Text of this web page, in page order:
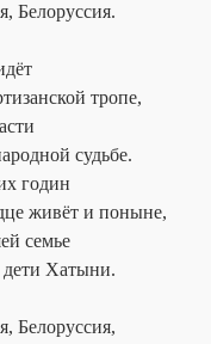
Белоруссия.
тропе,
судьбе.
годин
живёт и поныне,
семье
Хатыни.
Белоруссия,